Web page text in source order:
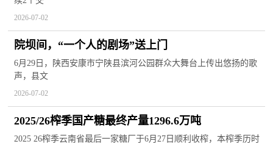
2026-07-02
院坝间，“一个人的剧场”送上门
6月29日，陕西安康市宁陕县滨河公园群众大舞台上传出悠扬的歌
声，县文
2026-07-02
2025/26榨季国产糖最终产量1296.6万吨
2025 26榨季云南省最后一家糖厂于6月27日顺利收榨，本榨季历时